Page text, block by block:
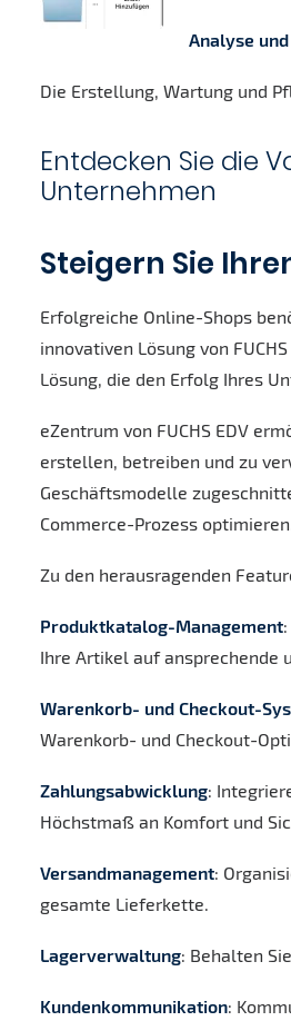
Analyse
Die Erstellung, Wartung und
Entdecken Sie die
Unternehmen
Steigern Sie
Erfolgreiche Online-Shops
innovativen Lösung von
Lösung, die den Erfolg Ihres
eZentrum von FUCHS EDV
erstellen, betreiben und zu
Geschäftsmodelle
Commerce-Prozess
Zu den herausragenden
Produktkatalog-Management
Ihre Artikel auf ansprechende
Warenkorb- und Checkout-
Warenkorb- und Checkout-
Zahlungsabwicklung:
Höchstmaß an Komfort und
Versandmanagement:
gesamte Lieferkette.
Lagerverwaltung: Behalten
Kundenkommunikation: